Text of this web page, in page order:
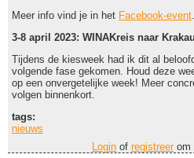
Meer info vind je in het Facebook-event.
3-8 april 2023: WINAKreis naar Krakau
Tijdens de kiesweek had ik dit al
volgende fase gekomen. Houd deze
op een onvergetelijke week! Meer
volgen binnenkort.
tags:
nieuws
Login of registreerom